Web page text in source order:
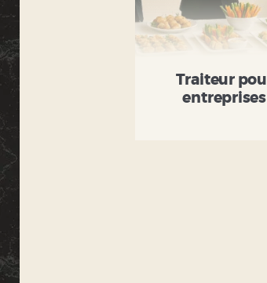
Traiteur
entreprises